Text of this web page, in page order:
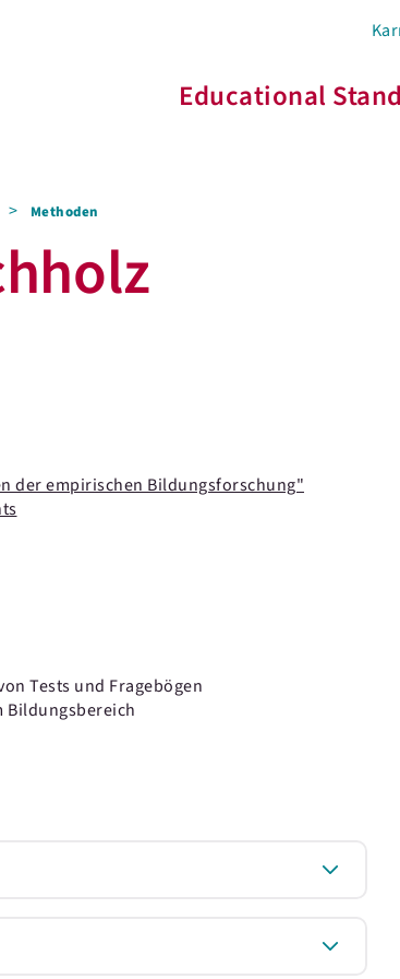
Educational
Methoden
der empirischen Bildungsforschung"
Tests und Fragebögen
Bildungsbereich